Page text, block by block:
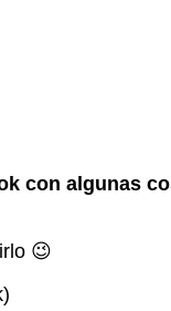
con algunas
😉